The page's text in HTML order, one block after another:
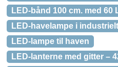
LED-bånd 100 cm. med 60
LED-havelampe i
LED-lampe til haven
LED-lanterne med gitter –